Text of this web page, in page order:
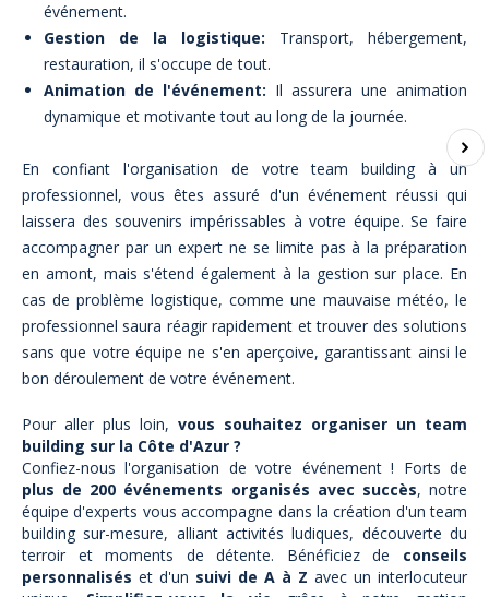
événement.
Gestion de la logistique: Transport, hébergement,
restauration, il s'occupe de tout.
Animation de l'événement: Il assurera une animation
dynamique et motivante tout au long de la journée.
En confiant l'organisation de votre team building à un
professionnel, vous êtes assuré d'un événement réussi qui
laissera des souvenirs impérissables à votre équipe. Se faire
accompagner par un expert ne se limite pas à la préparation
en amont, mais s'étend également à la gestion sur place. En
cas de problème logistique, comme une mauvaise météo, le
professionnel saura réagir rapidement et trouver des solutions
sans que votre équipe ne s'en aperçoive, garantissant ainsi le
bon déroulement de votre événement.
Pour aller plus loin, vous souhaitez organiser un team
building sur la Côte d'Azur ?
Confiez-nous l'organisation de votre événement ! Forts de
plus de 200 événements organisés avec succès, notre
équipe d'experts vous accompagne dans la création d'un team
building sur-mesure, alliant activités ludiques, découverte du
terroir et moments de détente. Bénéficiez de conseils
personnalisés et d'un suivi de A à Z avec un interlocuteur